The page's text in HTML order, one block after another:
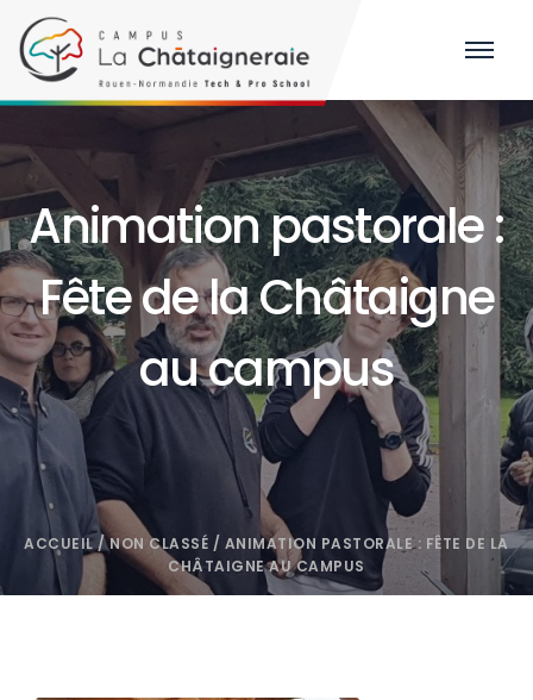
ACCUEIL / NON CLASSÉ / ANIMATION PASTORALE : FÊTE DE LA
CHÂTAIGNE AU CAMPUS
Animation pastorale :
Fête de la Châtaigne
au campus